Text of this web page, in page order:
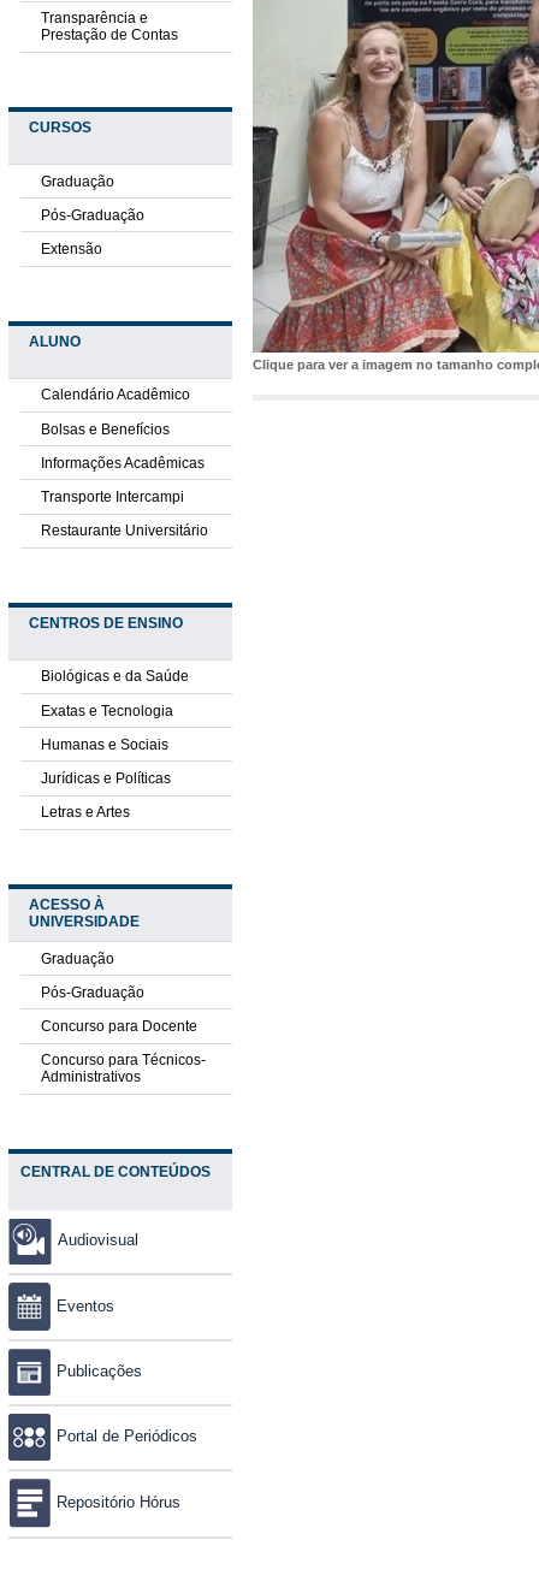
Transparência e
Prestação de Contas
CURSOS
Graduação
Pós-Graduação
Extensão
ALUNO
Calendário Acadêmico
Bolsas e Benefícios
Informações Acadêmicas
Transporte Intercampi
Restaurante Universitário
CENTROS DE ENSINO
Biológicas e da Saúde
Exatas e Tecnologia
Humanas e Sociais
Jurídicas e Políticas
Letras e Artes
ACESSO À
UNIVERSIDADE
Graduação
Pós-Graduação
Concurso para Docente
Concurso para Técnicos-
Administrativos
CENTRAL DE CONTEÚDOS
Audiovisual
Eventos
Publicações
Portal de Periódicos
Repositório Hórus
Clique para ver a imagem no tamanho